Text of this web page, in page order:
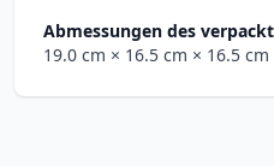
Abmessungen des
19.0 cm × 16.5 cm × 16.5 cm